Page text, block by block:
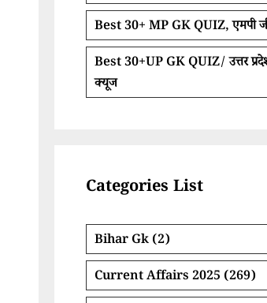
Best 30+ MP GK QUIZ, एमपी
Best 30+UP GK QUIZ/ उत्तर
क्यूज
Categories List
Bihar Gk (2)
Current Affairs 2025 (269)